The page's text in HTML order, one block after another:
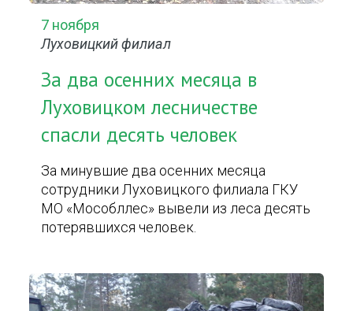
7 ноября
Луховицкий филиал
За два осенних месяца в
Луховицком лесничестве
спасли десять человек
За минувшие два осенних месяца
сотрудники Луховицкого филиала ГКУ
МО «Мособллес» вывели из леса десять
потерявшихся человек.